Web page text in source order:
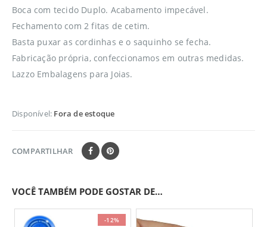
Boca com tecido Duplo. Acabamento impecável.
Fechamento com 2 fitas de cetim.
Basta puxar as cordinhas e o saquinho se fecha.
Fabricação própria, confeccionamos em outras medidas.
Lazzo Embalagens para Joias.
Disponível: Fora de estoque
COMPARTILHAR
VOCÊ TAMBÉM PODE GOSTAR DE…
-12%